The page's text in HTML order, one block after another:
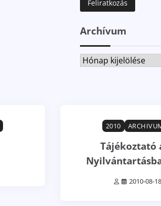
Archívum
Archívum
2010
Tájékoztató
2010-08-18